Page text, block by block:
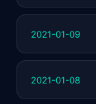
2021-01-09
2021-01-08